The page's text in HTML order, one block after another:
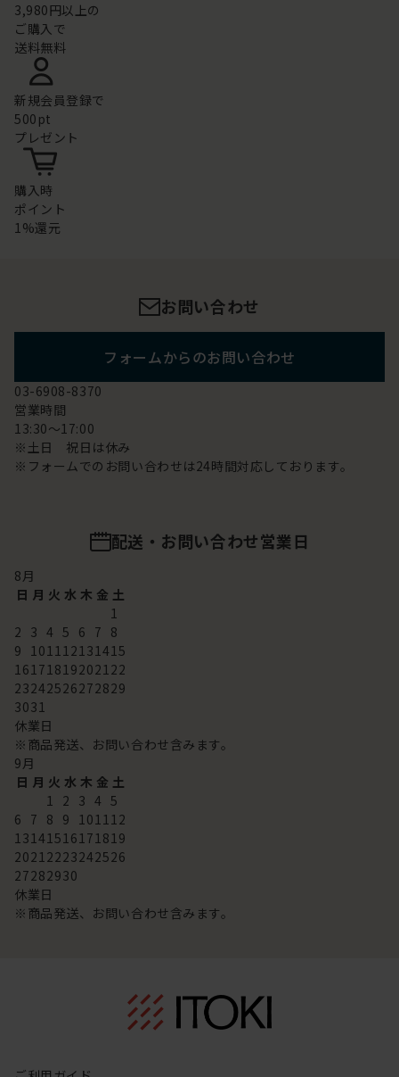
3,980円以上の
ご購入で
送料無料
新規会員登録で
500pt
プレゼント
購入時
ポイント
1%還元
お問い合わせ
フォームからのお問い合わせ
03-6908-8370
営業時間
13:30～17:00
※土日 祝日は休み
※フォームでのお問い合わせは24時間対応しております。
配送・お問い合わせ営業日
8月
日 月 火 水 木 金 土
1
2 3 4 5 6 7 8
9 101112131415
16171819202122
23242526272829
3031
休業日
※商品発送、お問い合わせ含みます。
9月
日 月 火 水 木 金 土
1 2 3 4 5
6 7 8 9 101112
13141516171819
20212223242526
27282930
休業日
※商品発送、お問い合わせ含みます。